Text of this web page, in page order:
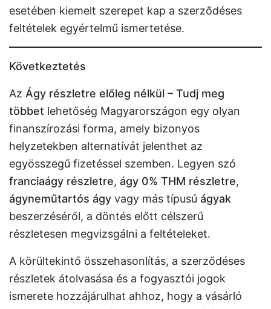
esetében kiemelt szerepet kap a szerződéses
feltételek egyértelmű ismertetése.
Következtetés
Az Ágy részletre előleg nélkül – Tudj meg
többet lehetőség Magyarországon egy olyan
finanszírozási forma, amely bizonyos
helyzetekben alternatívát jelenthet az
egyösszegű fizetéssel szemben. Legyen szó
franciaágy részletre, ágy 0% THM részletre,
ágyneműtartós ágy vagy más típusú ágyak
beszerzéséről, a döntés előtt célszerű
részletesen megvizsgálni a feltételeket.
A körültekintő összehasonlítás, a szerződéses
részletek átolvasása és a fogyasztói jogok
ismerete hozzájárulhat ahhoz, hogy a vásárló